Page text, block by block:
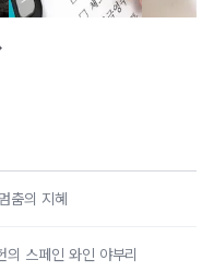
춤의 지혜
스페인 와인 야부리